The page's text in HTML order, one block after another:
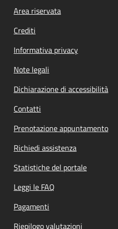
Footer menu
Area riservata
Crediti
Informativa privacy
Note legali
Dichiarazione di accessibilità
Contatti
Prenotazione appuntamento
Richiedi assistenza
Statistiche del portale
Leggi le FAQ
Pagamenti
Riepilogo valutazioni